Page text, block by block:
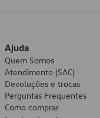
Ajuda
Quem Somos
Atendimento (SAC)
Devoluções e trocas
Perguntas Frequentes
Como comprar